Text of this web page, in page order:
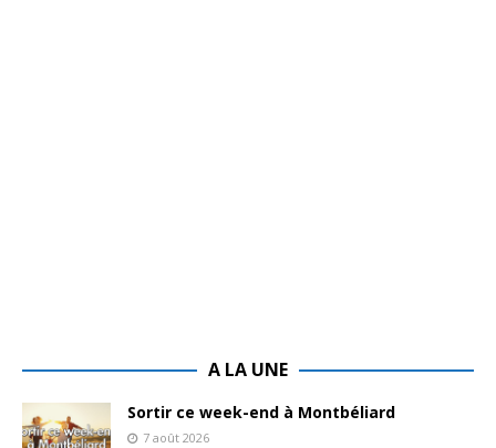
A LA UNE
Sortir ce week-end à Montbéliard
7 août 2026